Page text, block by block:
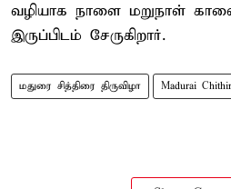
வழியாக நாளை மறுநாள்
இருப்பிடம் சேருகிறார்.
மதுரை சித்திரை திருவிழா Madurai